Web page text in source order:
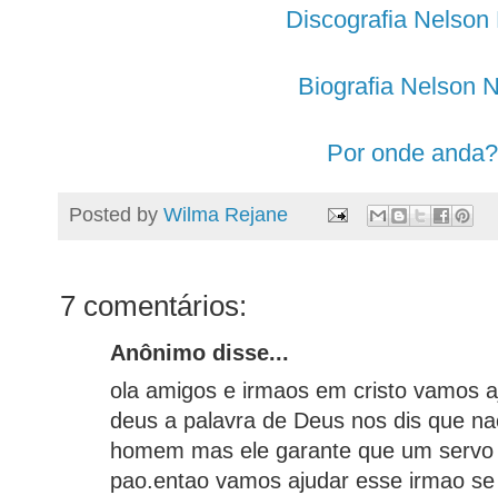
Discografia Nelson
Biografia Nelson
Por onde anda?
Posted by Wilma Rejane
7 comentários:
Anônimo disse...
ola amigos e irmaos em cristo vamos
deus a palavra de Deus nos dis que
homem mas ele garante que um
pao.entao vamos ajudar esse irmao